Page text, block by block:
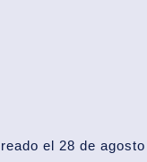
el 28 de